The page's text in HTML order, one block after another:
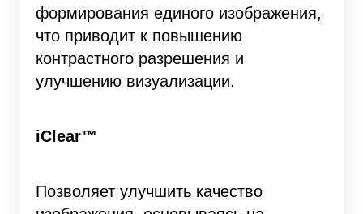
формирования единого изображения,
что приводит к повышению
контрастного разрешения и
улучшению визуализации.
iClear™
Позволяет улучшить качество